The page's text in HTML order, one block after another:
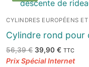
CYLINDRES EUROPÉENS
Cylindre rond pour
56,39€ Le
prix
initial
39,90 €Le
actuel
TTC